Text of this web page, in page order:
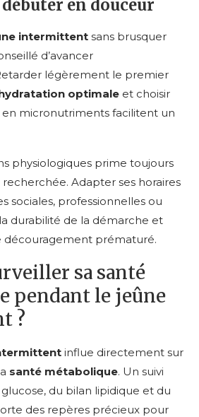
en douceur
intermittent sans brusquer
d’avancer
légèrement le premier
optimale et choisir
en micronutriments facilitent un
physiologiques prime toujours
Adapter ses horaires
sociales, professionnelles ou
durabilité de la démarche et
découragement prématuré.
sa santé
pendant le jeûne
?
influe directement sur
santé métabolique. Un suivi
du bilan lipidique et du
des repères précieux pour